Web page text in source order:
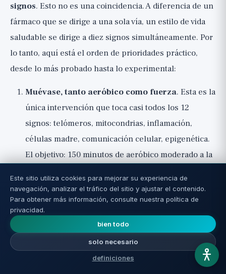
signos. Esto no es una coincidencia. A diferencia de un
fármaco que se dirige a una sola vía, un estilo de vida
saludable se dirige a diez signos simultáneamente. Por
lo tanto, aquí está el orden de prioridades práctico,
desde lo más probado hasta lo experimental:
Muévase, tanto aeróbico como fuerza. Esta es la
única intervención que toca casi todos los 12
signos: telómeros, mitocondrias, inflamación,
células madre, comunicación celular, epigenética.
El objetivo: 150 minutos de aeróbico moderado a la
sedentario, el salto de 'nada' a 'algo' es el más
grande.Construya un plan de entrenamiento
personalizado con nuestra herramienta.
Coma mediterráneo, con muchas plantas y
proteína adecuada. Aceite de oliva, verduras,
Este sitio utiliza cookies para mejorar su experiencia de
navegación, analizar el tráfico del sitio y ajustar el contenido.
Para obtener más información, consulte nuestra política de
privacidad.
bien todo
solo necesario
definiciones